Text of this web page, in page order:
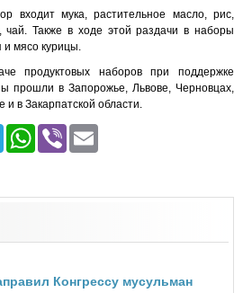
входит мука, растительное масло, рис,
чай. Также в ходе этой раздачи в наборы
и мясо курицы.
продуктовых наборов при поддержке
прошли в Запорожье, Львове, Черновцах,
и в Закарпатской области.
Telegram
WhatsApp
Viber
Конгрессу мусульман